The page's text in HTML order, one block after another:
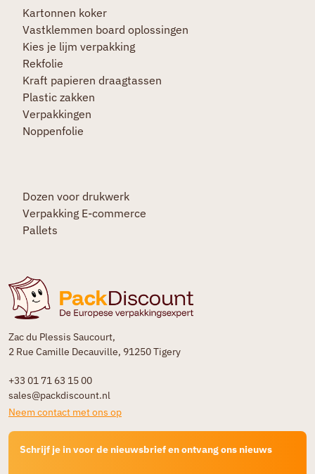
Zac du Plessis Saucourt,
2 Rue Camille Decauville, 91250 Tigery
+33 01 71 63 15 00
sales@packdiscount.nl
Neem contact met ons op
Schrijf je in voor de nieuwsbrief en ontvang ons nieuws
Kartonnen koker
Vastklemmen board oplossingen
Kies je lijm verpakking
Rekfolie
Kraft papieren draagtassen
Plastic zakken
Verpakkingen
Noppenfolie
Dozen voor drukwerk
Verpakking E-commerce
Pallets